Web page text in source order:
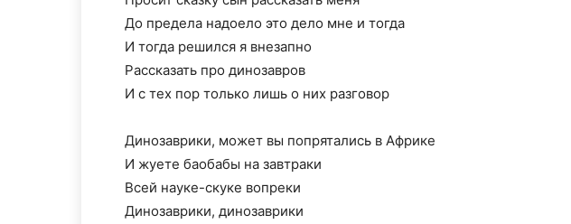
До предела надоело это дело мне и тогда
И тогда решился я внезапно
Рассказать про динозавров
И с тех пор только лишь о них разговор
Динозаврики, может вы попрятались в Африке
И жуете баобабы на завтраки
Всей науке-скуке вопреки
Динозаврики, динозаврики